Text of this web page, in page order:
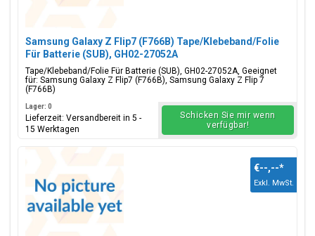
Samsung Galaxy Z Flip7 (F766B) Tape/Klebeband/Folie
Für Batterie (SUB), GH02-27052A
Tape/Klebeband/Folie Für Batterie (SUB), GH02-27052A, Geeignet
für: Samsung Galaxy Z Flip7 (F766B), Samsung Galaxy Z Flip 7
(F766B)
Lager: 0
Lieferzeit: Versandbereit in 5 -
15 Werktagen
Schicken Sie mir wenn
verfügbar!
€--,--*
Exkl. MwSt.